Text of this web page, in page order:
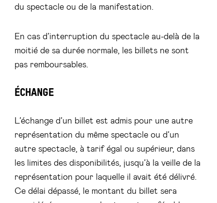
du spectacle ou de la manifestation.
En cas d’interruption du spectacle au-delà de la
moitié de sa durée normale, les billets ne sont
pas remboursables.
ÉCHANGE
L’échange d’un billet est admis pour une autre
représentation du même spectacle ou d’un
autre spectacle, à tarif égal ou supérieur, dans
les limites des disponibilités, jusqu’à la veille de la
représentation pour laquelle il avait été délivré.
Ce délai dépassé, le montant du billet sera